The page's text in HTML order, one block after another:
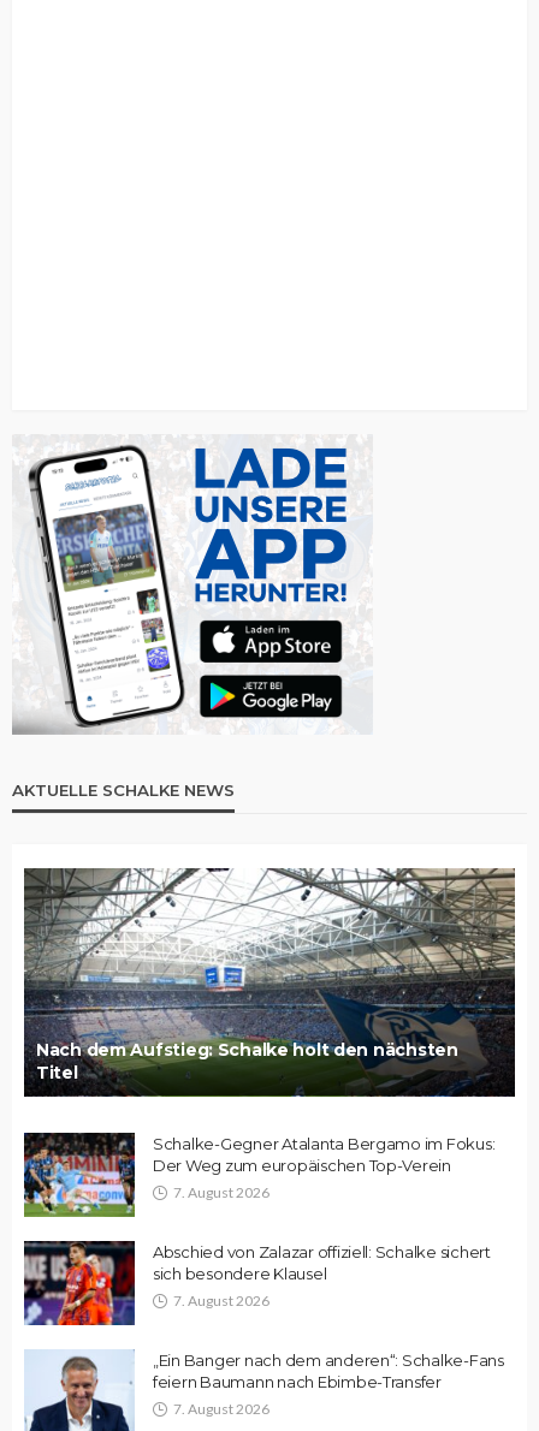
AKTUELLE SCHALKE NEWS
Nach dem Aufstieg: Schalke holt den nächsten
Titel
Schalke-Gegner Atalanta Bergamo im Fokus:
Der Weg zum europäischen Top-Verein
7. August 2026
Abschied von Zalazar offiziell: Schalke sichert
sich besondere Klausel
7. August 2026
„Ein Banger nach dem anderen“: Schalke-Fans
feiern Baumann nach Ebimbe-Transfer
7. August 2026